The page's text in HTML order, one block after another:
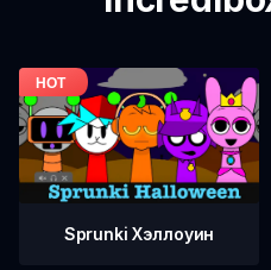
Sprunki Хэллоуин